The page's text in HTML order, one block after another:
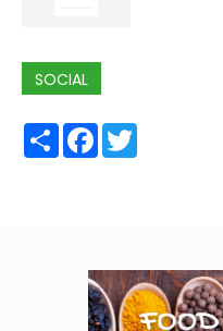
SOCIAL
ShareFacebook